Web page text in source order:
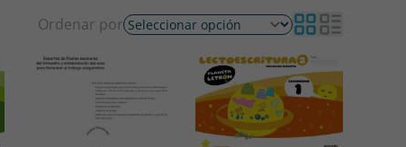
Ordenar por